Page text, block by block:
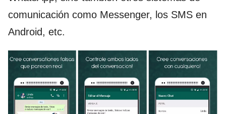
comunicación como Messenger, los SMS en
Android, etc.